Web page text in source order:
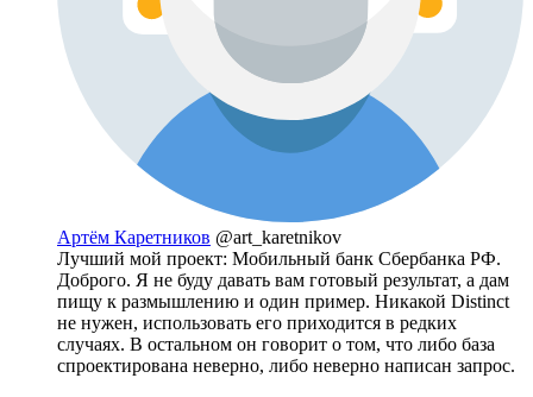
Артём Каретников @art_karetnikov
Лучший мой проект: Мобильный банк Сбербанка РФ.
Доброго. Я не буду давать вам готовый результат, а дам
пищу к размышлению и один пример. Никакой Distinct
не нужен, использовать его приходится в редких
случаях. В остальном он говорит о том, что либо база
спроектирована неверно, либо неверно написан запрос.